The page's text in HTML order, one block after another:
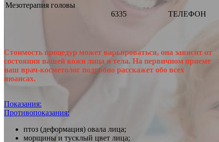
Мезотерапия головы
6335 ТЕЛЕФОН
Стоимость процедур может варьироваться, она зависит от
состояния вашей кожи лица и тела. На первичном приеме
наш врач-косметолог подробно расскажет обо всех
нюансах.
Показания:
Противопоказания:
птоз (деформация) овала лица;
морщины и тусклый цвет лица;